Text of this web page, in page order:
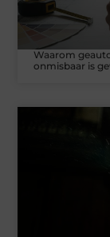
Waarom
onmisbaar is